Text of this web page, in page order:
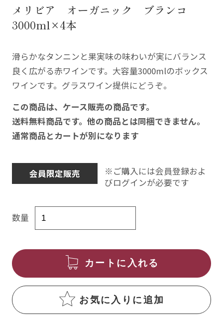
メリビア オーガニック ブランコ
3000ml×4本
滑らかなタンニンと果実味の味わいが実にバランス
良く広がる赤ワインです。大容量3000mlのボックス
ワインです。グラスワイン提供にどうぞ。
この商品は、ケース販売の商品です。
送料無料商品です。他の商品とは同梱できません。
通常商品とカートが別になります
会員限定販売
※ご購入には会員登録およ
びログインが必要です
数量
カートに入れる
お気に入りに追加